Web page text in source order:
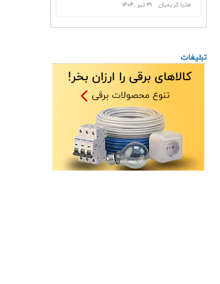
هلیا کریمیان ۳۱ تیر ,۱۴۰۴
تبلیغات